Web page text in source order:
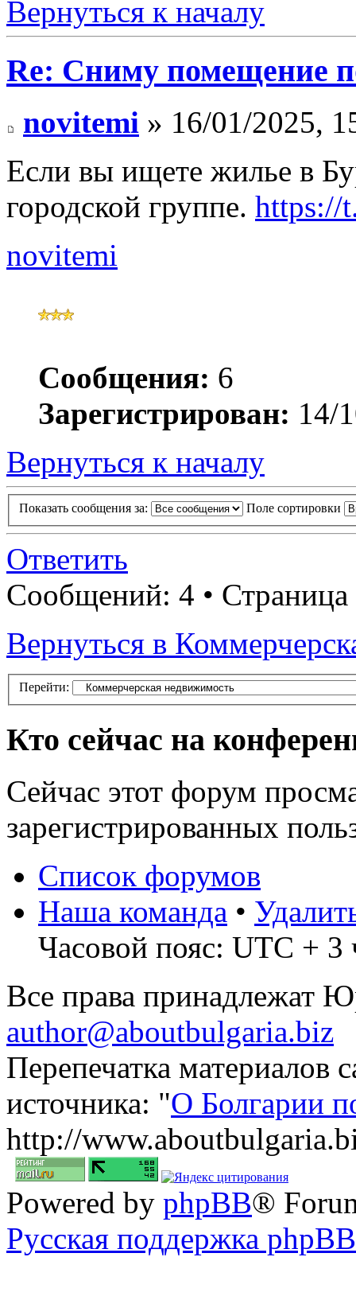
Вернуться к началу
Re: Сниму помещение
novitemi » 16/01/2025,
Если вы ищете жилье в
городской группе. https://
novitemi
Сообщения: 6
Зарегистрирован: 14/
Вернуться к началу
Показать сообщения за: Поле сортировки
Ответить
Сообщений: 4 • Страница
Вернуться в
Перейти:
Кто сейчас на
Сейчас этот форум
зарегистрированных
Список форумов
Наша команда •
Часовой пояс: UTC + 3
Все права принадлежат
author@aboutbulgaria.biz
Перепечатка материалов
источника: "О Болгарии
http://
Powered by phpBB®
Русская поддержка phpBB